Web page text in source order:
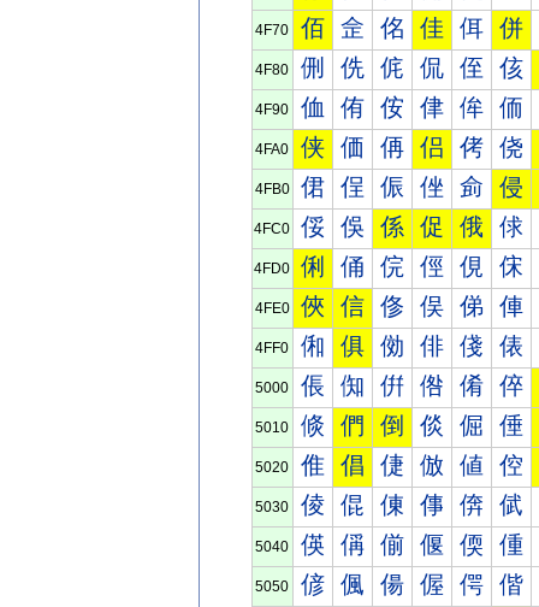
4F70 佰 佱 佲 佳 佴 併
4F80 侀 侁 侂 侃 侄 侅
4F90 侐 侑 侒 侓 侔 侕
4FA0 侠 価 侢 侣 侤 侥
4FB0 侰 侱 侲 侳 侴 侵
4FC0 俀 俁 係 促 俄 俅
4FD0 俐 俑 俒 俓 俔 俕
4FE0 俠 信 俢 俣 俤 俥
4FF0 俰 俱 俲 俳 俴 俵
5000 倀 倁 倂 倃 倄 倅
5010 倐 們 倒 倓 倔 倕
5020 倠 倡 倢 倣 値 倥
5030 倰 倱 倲 倳 倴 倵
5040 偀 偁 偂 偃 偄 偅
5050 偐 偑 偒 偓 偔 偕